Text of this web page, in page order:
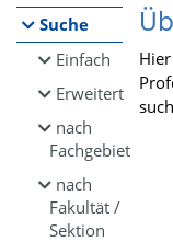
Suche
Einfach
Erweitert
nach
Fachgebiet
nach
Fakultät /
Sektion